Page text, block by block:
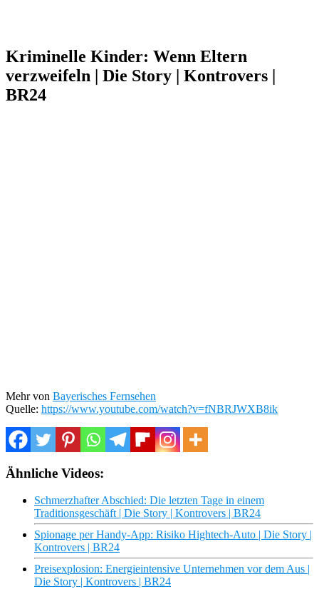
Kriminelle Kinder: Wenn Eltern
verzweifeln | Die Story | Kontrovers |
BR24
Mehr von Bayerisches Fernsehen
Quelle: https://www.youtube.com/watch?v=fNBRJWXB8ik
Ähnliche Videos:
Schmerzhafter Abschied: Die letzten Tage in einem
Traditionsgeschäft | Die Story | Kontrovers | BR24
Spionage per Handy-App: Risiko Hightech-Auto | Die Story |
Kontrovers | BR24
Preisexplosion: Energieintensive Unternehmen vor dem Aus |
Die Story | Kontrovers | BR24